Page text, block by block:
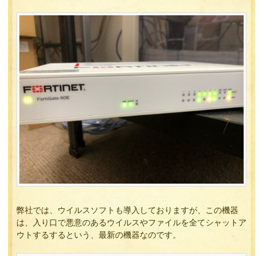
弊社では、ウイルスソフトも導入しておりますが、この機器
は、入り口で悪意のあるウイルスやファイルを全てシャットア
ウトするするという、最新の機器なのです。